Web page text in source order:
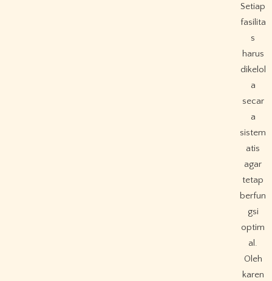
Setiap
fasilita
s
harus
dikelol
a
secar
a
sistem
atis
agar
tetap
berfun
gsi
optim
al.
Oleh
karen